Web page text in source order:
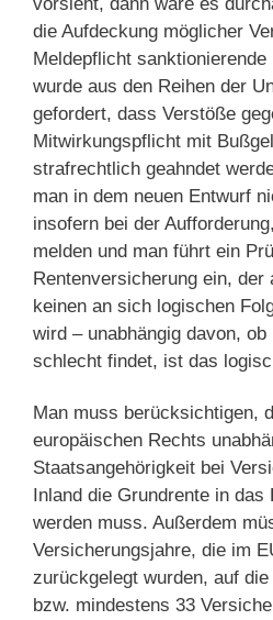
die Aufdeckung möglicher
Meldepflicht
wurde aus den Reihen der
gefordert, dass Verstöße
Mitwirkungspflicht mit
strafrechtlich geahndet
man in dem neuen Entwurf
insofern bei der
melden und man führt ein
Rentenversicherung ein,
keinen an sich logischen
wird – unabhängig davon,
schlecht findet, ist das
Man muss berücksichtigen,
europäischen Rechts
Staatsangehörigkeit bei
Inland die Grundrente in
werden muss. Außerdem
Versicherungsjahre, die im
zurückgelegt wurden, auf
bzw. mindestens 33